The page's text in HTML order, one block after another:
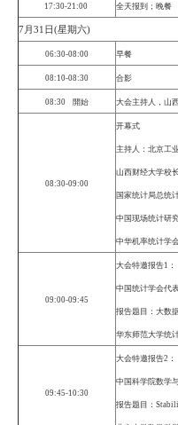
17:30-21:00 全天报到；晚餐
7月31日(星期六)
06:30-08:00 早餐
08:10-08:30 合影
08:30 開始 大会主持人，山
08:30-09:00
开幕式
主持人：北京工
山西财经大学校
国家统计局总统
中国现场统计研
中华机率统计学
09:00-09:45
大会特邀报告1 ：
中国统计学会代
报告题目：大数
华东师范大学统
09:45-10:30
大会特邀报告2 ：
中国科学院数学
报告题目：